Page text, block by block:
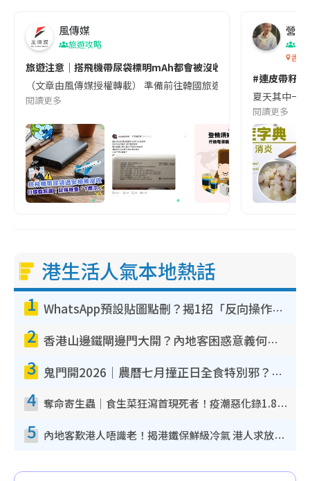
風傳媒
旅遊攻略
旅遊注意｜搭飛機帶尿袋標明mAh都會被沒收😱出發前切記檢查
（文章由風傳媒授權轉載） 準備前往韓國旅遊的民眾，近期要
閱讀更多
營養
香港
#連皮帶籽
夏天其中一
閱讀更多
港生活人氣本地熱話
1 WhatsApp預設貼圖點刪？揭1招「反向操作」還原簡潔介面 附3步實測教學
2 香港山邊鐵閘邊門大開？內地客困惑意義何在！網民神回覆：呢種叫法理性防禦
3 鬼門開2026｜農曆七月撞正日全食特別邪？專家警告切忌做一事！揭4大禁忌+2招保平安
4 奪命寄生蟲｜食生菜狂瀉首現死者！疫潮惡化錄1.8萬宗病例 揭洗菜3大謬誤
5 內地客歎港人唔識老！揭港鐵保鮮級冷氣 港人求放過：咪投訴